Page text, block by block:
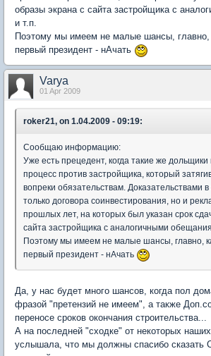
образы экрана с сайта застройщика с
и т.п.
Поэтому мы имеем не малые шансы, главно,
первый президент - нАчать
Varya
01 Apr 2009
roker21, on 1.04.2009 - 09:19:
Сообщаю информацию:
Уже есть прецедент, когда такие же
процесс против застройщика, который
вопреки обязательствам. Доказательствами
только договора соинвестирования, но и
прошлых лет, на которых был указан срок
сайта застройщика с аналогичными
Поэтому мы имеем не малые шансы, главно,
первый президент - нАчать
Да, у нас будет много шансов, когда пол
фразой "претензий не имеем", а также
переносе сроков окончания строительства...
А на последней "сходке" от некоторых
услышала, что мы должны спасибо сказать